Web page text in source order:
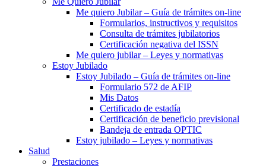
Me quiero Jubilar – Guía de trámites on-line
Formularios, instructivos y requisitos
Consulta de trámites jubilatorios
Certificación negativa del ISSN
Me quiero jubilar – Leyes y normativas
Estoy Jubilado
Estoy Jubilado – Guía de trámites on-line
Formulario 572 de AFIP
Mis Datos
Certificado de estadía
Certificación de beneficio previsional
Bandeja de entrada OPTIC
Estoy jubilado – Leyes y normativas
Salud
Prestaciones